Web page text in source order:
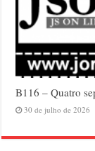
B116 – Quatro
30 de julho de 2026